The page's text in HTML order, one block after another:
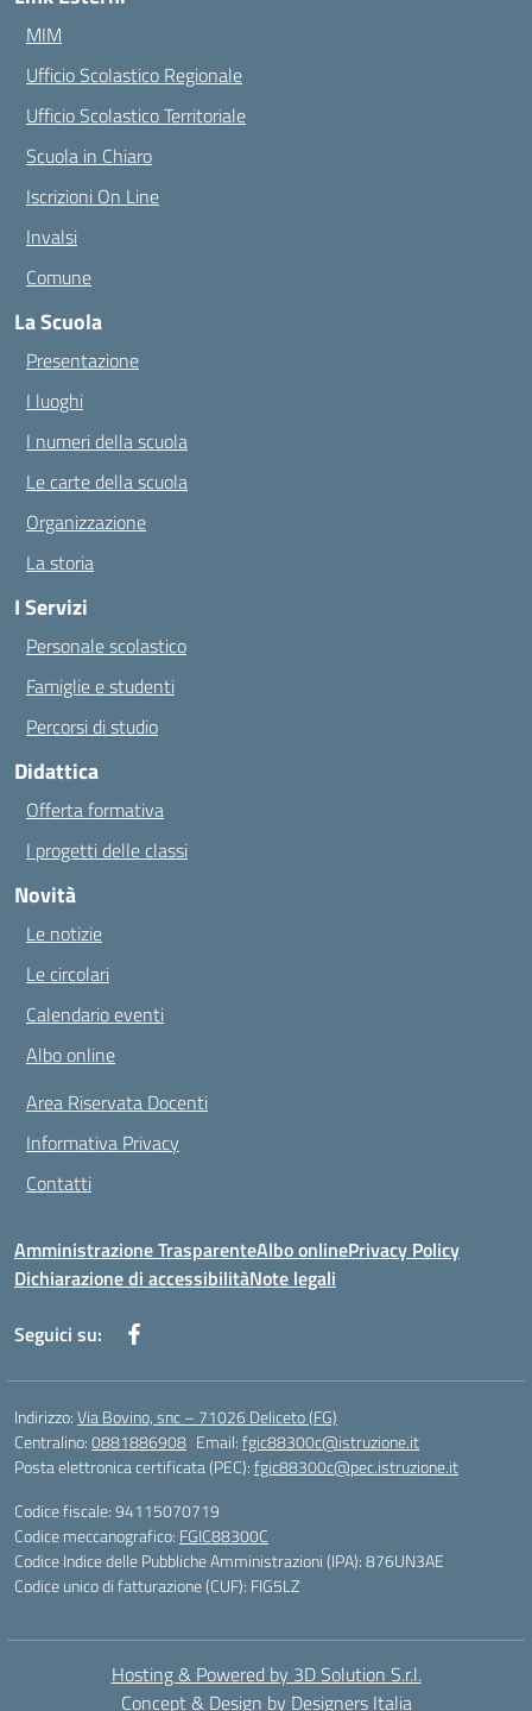
MIM
Ufficio Scolastico Regionale
Ufficio Scolastico Territoriale
Scuola in Chiaro
Iscrizioni On Line
Invalsi
Comune
La Scuola
Presentazione
I luoghi
I numeri della scuola
Le carte della scuola
Organizzazione
La storia
I Servizi
Personale scolastico
Famiglie e studenti
Percorsi di studio
Didattica
Offerta formativa
I progetti delle classi
Novità
Le notizie
Le circolari
Calendario eventi
Albo online
Area Riservata Docenti
Informativa Privacy
Contatti
Amministrazione TrasparenteAlbo onlinePrivacy Policy
Dichiarazione di accessibilitàNote legali
Seguici su:
Indirizzo:Via Bovino, snc – 71026 Deliceto (FG)
Centralino:0881886908 Email:fgic88300c@istruzione.it
Posta elettronica certificata (PEC):fgic88300c@pec.istruzione.it
Codice fiscale: 94115070719
Codice meccanografico: FGIC88300C
Codice Indice delle Pubbliche Amministrazioni (IPA): 876UN3AE
Codice unico di fatturazione (CUF): FIG5LZ
Hosting & Powered by 3D Solution S.r.l.
Concept & Design by Designers Italia